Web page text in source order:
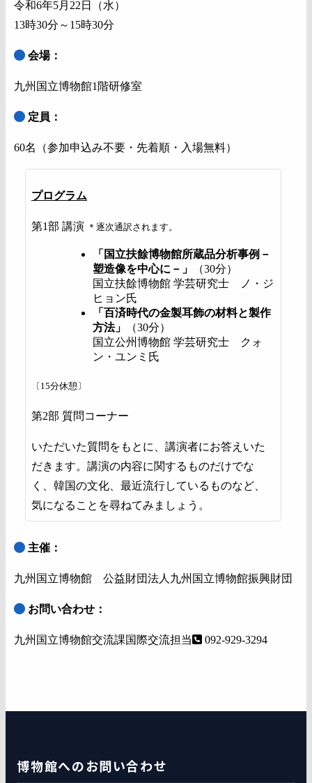
令和6年5月22日（水）
13時30分～15時30分
会場：
九州国立博物館1階研修室
定員：
60名（参加申込み不要・先着順・入場無料）
プログラム
第1部 講演 ＊逐次通訳されます。
「国立扶餘博物館所蔵品分析事例－
塑造像を中心に－」
（30分）
国立扶餘博物館 学芸研究士 ノ・ジ
ヒョン氏
「百済時代の金製耳飾の材料と製作
方法」
（30分）
国立公州博物館 学芸研究士 クォ
ン・ユンミ氏
〔15分休憩〕
第2部 質問コーナー
いただいた質問をもとに、講演者にお答えいた
だきます。講演の内容に関するものだけでな
く、韓国の文化、最近流行しているものなど、
気になることを尋ねてみましょう。
主催：
九州国立博物館 公益財団法人九州国立博物館振興財団
お問い合わせ：
九州国立博物館交流課国際交流担当 092-929-3294